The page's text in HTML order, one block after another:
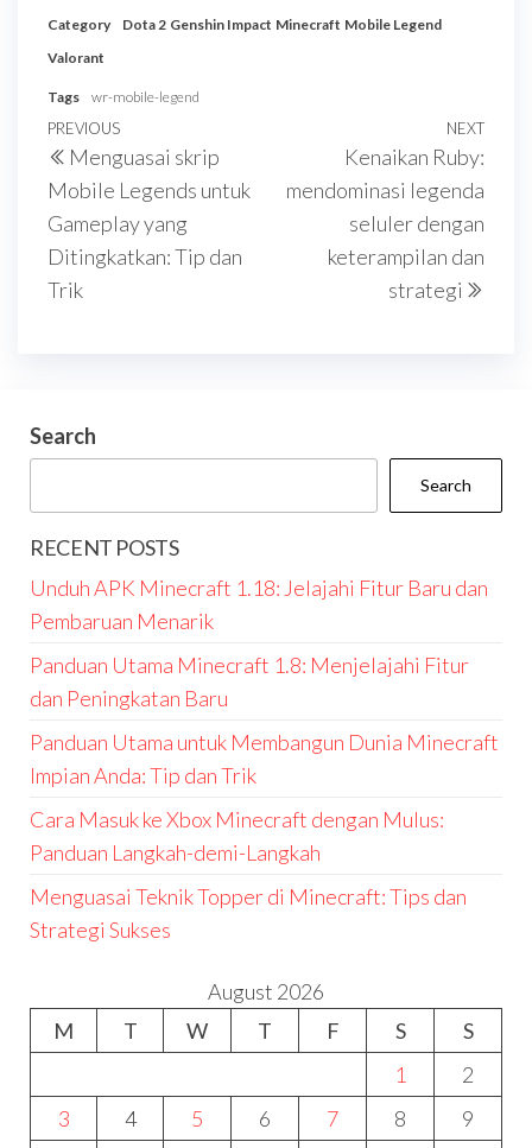
Category Dota 2 Genshin Impact Minecraft Mobile Legend
Valorant
Tags wr-mobile-legend
Post
navigation
Previous
Post
PREVIOUS
Menguasai skrip
Mobile Legends untuk
Gameplay yang
Ditingkatkan: Tip dan
Trik
Next
NEXT
Kenaikan Ruby:
mendominasi legenda
seluler dengan
keterampilan dan
strategi
Search
Search
RECENT POSTS
Unduh APK Minecraft 1.18: Jelajahi Fitur Baru dan
Pembaruan Menarik
Panduan Utama Minecraft 1.8: Menjelajahi Fitur
dan Peningkatan Baru
Panduan Utama untuk Membangun Dunia Minecraft
Impian Anda: Tip dan Trik
Cara Masuk ke Xbox Minecraft dengan Mulus:
Panduan Langkah-demi-Langkah
Menguasai Teknik Topper di Minecraft: Tips dan
Strategi Sukses
August 2026
M
T W T F S
S
1
2
3
4 5 6 7 8
9